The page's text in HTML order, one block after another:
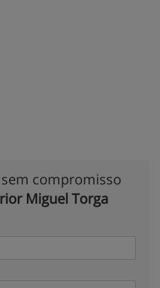
compromisso
Miguel Torga